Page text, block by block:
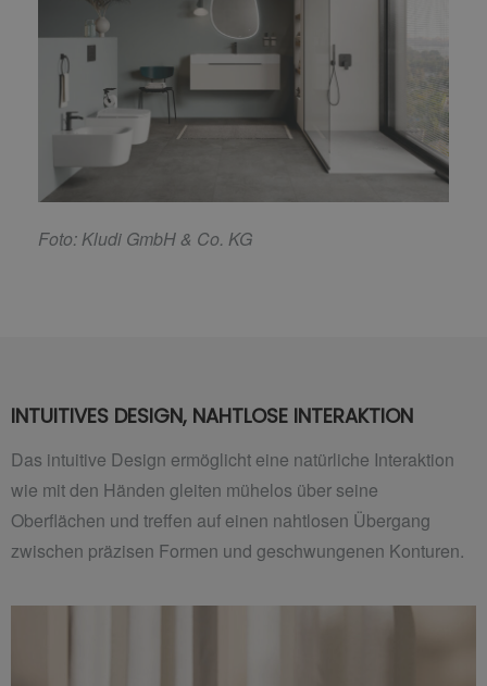
Foto: Kludi GmbH & Co. KG
INTUITIVES DESIGN, NAHTLOSE INTERAKTION
Das intuitive Design ermöglicht eine natürliche Interaktion
wie mit den Händen gleiten mühelos über seine
Oberflächen und treffen auf einen nahtlosen Übergang
zwischen präzisen Formen und geschwungenen Konturen.